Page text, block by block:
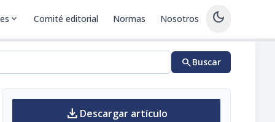
expand_more Comité editorial Normas Nosotros dark_mode
searchBuscar
download Descargar artículo